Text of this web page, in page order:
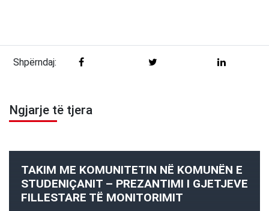
Shpërndaj:
Ngjarje të tjera
TAKIM ME KOMUNITETIN NË KOMUNËN E
STUDENIÇANIT – PREZANTIMI I GJETJEVE
FILLESTARE TË MONITORIMIT